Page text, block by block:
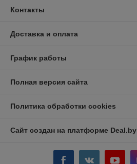
Контакты
Доставка и оплата
График работы
Полная версия сайта
Политика обработки cookies
Сайт создан на платформе Deal.by